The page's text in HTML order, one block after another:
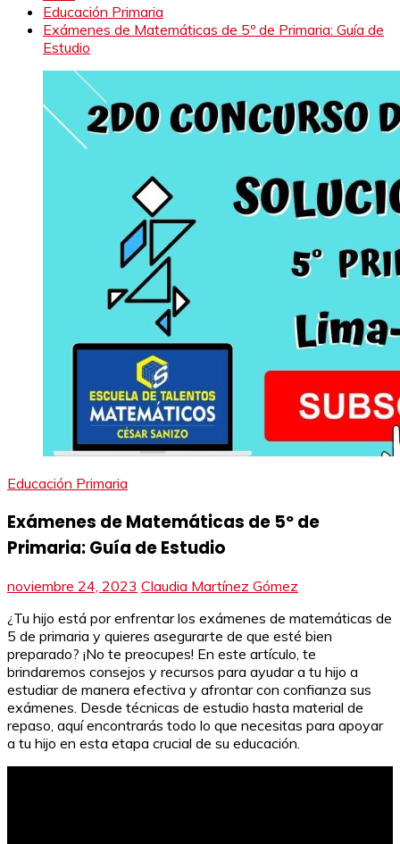
Educación Primaria
Exámenes de Matemáticas de 5º de Primaria: Guía de
Estudio
Educación Primaria
Exámenes de Matemáticas de 5º de
Primaria: Guía de Estudio
noviembre 24, 2023 Claudia Martínez Gómez
¿Tu hijo está por enfrentar los exámenes de matemáticas de
5 de primaria y quieres asegurarte de que esté bien
preparado? ¡No te preocupes! En este artículo, te
brindaremos consejos y recursos para ayudar a tu hijo a
estudiar de manera efectiva y afrontar con confianza sus
exámenes. Desde técnicas de estudio hasta material de
repaso, aquí encontrarás todo lo que necesitas para apoyar
a tu hijo en esta etapa crucial de su educación.